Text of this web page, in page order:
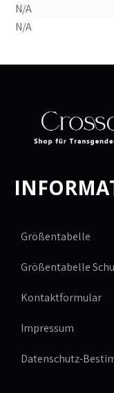
N/A
N/A
Größentabelle
Größentabelle
Kontaktformular
Impressum
Datenschutz-